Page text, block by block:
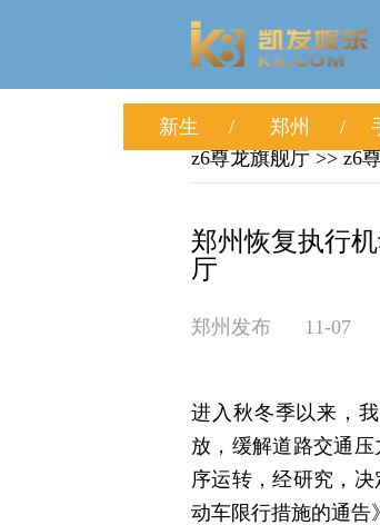
新生 郑州
z6尊龙旗舰厅 >> z6
郑州恢复执行
厅
郑州发布 11-07
进入秋冬季以来，
放，缓解道路交通
序运转，经研究，
动车限行措施的通告